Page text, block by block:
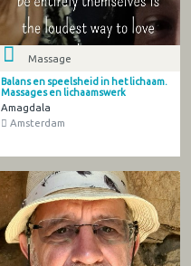
Massage
Balans en speelsheid in het lichaam.
Massages en lichaamswerk
Amagdala
Amsterdam